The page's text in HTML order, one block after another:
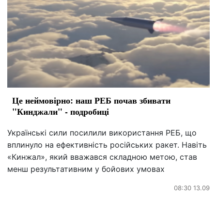
Це неймовірно: наш РЕБ почав збивати
"Кинджали" - подробиці
Українські сили посилили використання РЕБ, що
вплинуло на ефективність російських ракет. Навіть
«Кинжал», який вважався складною метою, став
менш результативним у бойових умовах
08:30 13.09